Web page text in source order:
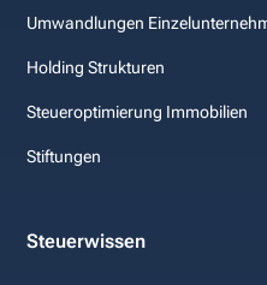
Umwandlungen
Holding Strukturen
Steueroptimierung Immobilien
Stiftungen
Steuerwissen